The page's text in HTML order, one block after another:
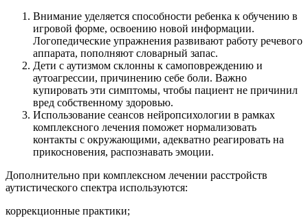
Внимание уделяется способности ребенка к обучению в
игровой форме, освоению новой информации.
Логопедические упражнения развивают работу речевого
аппарата, пополняют словарный запас.
Дети с аутизмом склонны к самоповреждению и
аутоагрессии, причинению себе боли. Важно
купировать эти симптомы, чтобы пациент не причинил
вред собственному здоровью.
Использование сеансов нейропсихологии в рамках
комплексного лечения поможет нормализовать
контакты с окружающими, адекватно реагировать на
прикосновения, распознавать эмоции.
Дополнительно при комплексном лечении расстройств
аутистического спектра используются:
коррекционные практики;